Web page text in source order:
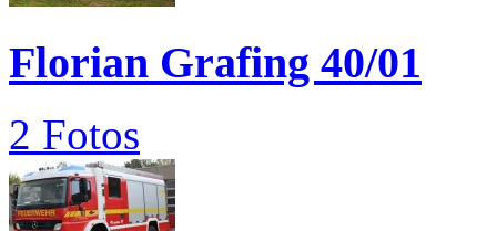
Florian Grafing 40/01
2 Fotos